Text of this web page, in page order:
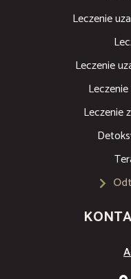
Leczenie
Leczenie
Leczenie